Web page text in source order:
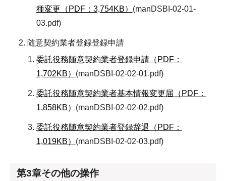
種変更（PDF：3,754KB） (manDSBI-02-01-
03.pdf)
随意契約業者登録登録申請
委託役務随意契約業者登録申請（PDF：
1,702KB） (manDSBI-02-02-01.pdf)
委託役務随意契約業者基本情報変更届（PDF：
1,858KB） (manDSBI-02-02-02.pdf)
委託役務随意契約業者登録辞退（PDF：
1,019KB） (manDSBI-02-02-03.pdf)
第3章その他の操作